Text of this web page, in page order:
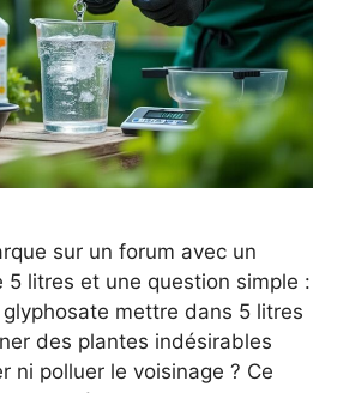
sur un forum avec un
5 litres et une question simple :
mettre dans 5 litres
des plantes indésirables
ni polluer le voisinage ? Ce